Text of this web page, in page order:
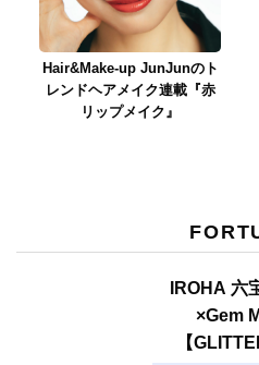
Hair&Make-up JunJunのト
レンドヘアメイク連載『赤
リップメイク』
IROHA 六
×Gem
【